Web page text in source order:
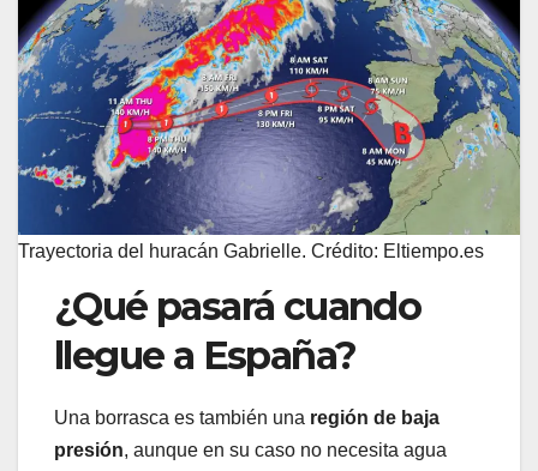
Trayectoria del huracán Gabrielle. Crédito: Eltiempo.es
¿Qué pasará cuando
llegue a España?
Una borrasca es también una región de baja
presión, aunque en su caso no necesita agua